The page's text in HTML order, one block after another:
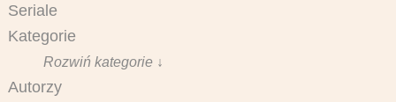
Seriale
Kategorie
Rozwiń kategorie ↓
Autorzy